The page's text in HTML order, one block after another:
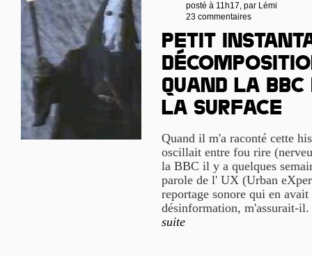
posté à 11h17, par Lémi
23 commentaires
Petit
quand la
la surface
Quand il m'a raconté cette
oscillait entre fou rire
la BBC il y a quelques
parole de l' UX (Urban
reportage sonore qui en
désinformation, m'assurait-
suite